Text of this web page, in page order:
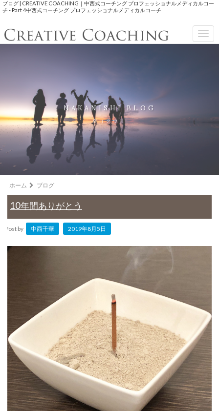
ブログ | CREATIVE COACHING｜中西式コーチング プロフェッショナルメディカルコー
チ - Part 4中西式コーチング プロフェッショナルメディカルコーチ
NAKANISHI BLOG
空（クウ）
ホーム ブログ
10年間ありがとう
Post by 中西千華 2019年8月5日